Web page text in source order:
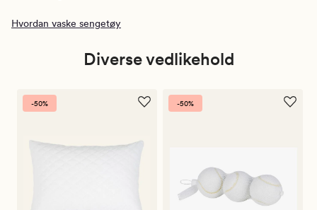
Hvordan vaske sengetøy
Diverse vedlikehold
-50% -50%